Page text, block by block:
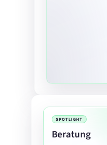
SPOTLIGHT
Beratung